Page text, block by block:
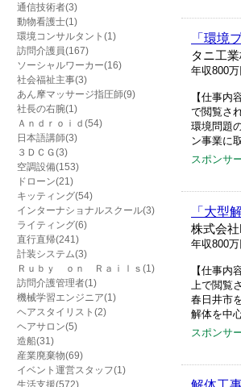
通信技術者(3)
動物看護士(1)
環境コンサルタント(1)
訪問介護員(167)
ソーシャルワーカー(16)
社会福祉主事(3)
あん摩マッサージ指圧師(9)
社長の右腕(1)
Ａｎｄｒｏｉｄ(54)
日本語講師(3)
３ＤＣＧ(3)
空調設備(153)
ドローン(21)
キッティング(54)
インターナショナルスクール(3)
ライティング(6)
直行直帰(241)
計装システム(3)
Ｒｕｂｙ ｏｎ Ｒａｉｌｓ(1)
訪問介護管理者(1)
機械学習エンジニア(1)
ヘアスタイリスト(2)
ヘアサロン(5)
造船(31)
産業廃棄物(69)
イベント運営スタッフ(1)
生活支援(572)
「環境
タニ工
年収800
【仕事
で閲覧さ
環境問題
ン事業に
スポンサ
「大型
株式会
年収800
【仕事
上で閲覧
春日井市
解体を中
スポンサ